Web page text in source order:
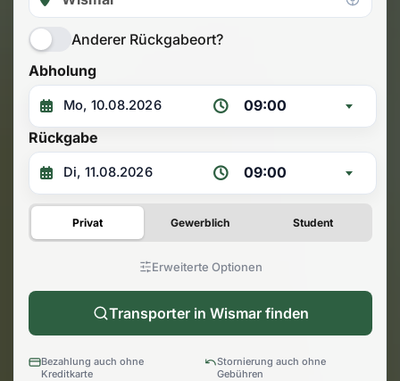
Anderer Rückgabeort?
Abholung
09:00
Rückgabe
09:00
Privat Gewerblich Student
Erweiterte Optionen
Transporter in Wismar finden
Bezahlung auch ohne
Kreditkarte
Stornierung auch ohne
Gebühren